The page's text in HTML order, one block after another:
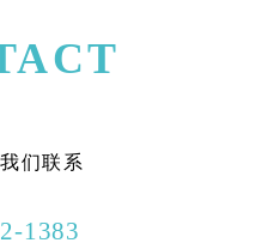
们联系
1383